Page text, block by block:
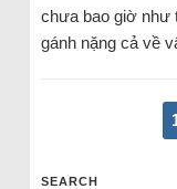
chưa bao giờ như
gánh nặng cả về
SEARCH